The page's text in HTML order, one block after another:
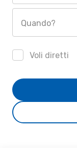
Quando?
Voli diretti